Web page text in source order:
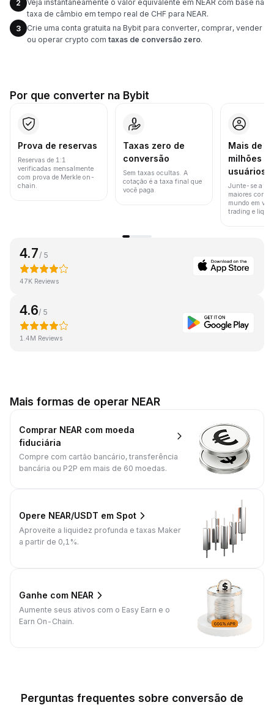
2
Veja instantaneamente o valor equivalente em NEAR com base na
taxa de câmbio em tempo real de CHF para NEAR.
3
Crie uma conta gratuita na Bybit para converter, comprar, vender
ou operar crypto com taxas de conversão zero.
Por que converter na Bybit
Prova de reservas
Reservas de 1:1
verificadas mensalmente
com prova de Merkle on-
chain.
Taxas zero de
conversão
Sem taxas ocultas. A
cotação é a taxa final que
você paga.
Mais de
milhões
usuários
Junte-se a
maiores
mundo em
trading e
4.7 / 5
47K Reviews
4.6/ 5
1.4M Reviews
Mais formas de operar NEAR
Comprar NEAR com moeda
fiduciária
Compre com cartão bancário, transferência
bancária ou P2P em mais de 60 moedas.
Opere NEAR/USDT em Spot
Aproveite a liquidez profunda e taxas Maker
a partir de 0,1%.
Ganhe com NEAR
Aumente seus ativos com o Easy Earn e o
Earn On-Chain.
Perguntas frequentes sobre conversão de